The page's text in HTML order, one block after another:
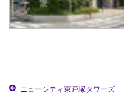
ニューシティ東戸塚タワーズ